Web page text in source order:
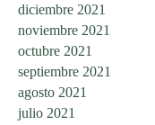
diciembre 2021
noviembre 2021
octubre 2021
septiembre 2021
agosto 2021
julio 2021